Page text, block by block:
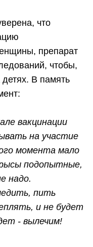
что
препарат
чтобы,
В память
вакцинации
на участие
момента мало
подопытные,
надо.
пить
и не будет
- вылечим!